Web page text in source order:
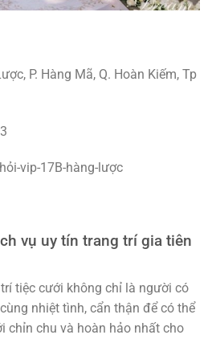
P. Hàng Mã, Q. Hoàn Kiếm, Tp
vip-17B-hàng-lược
vụ uy tín trang trí gia tiên
tiệc cưới không chỉ là người có
nhiệt tình, cẩn thận để có thể
chỉn chu và hoàn hảo nhất cho